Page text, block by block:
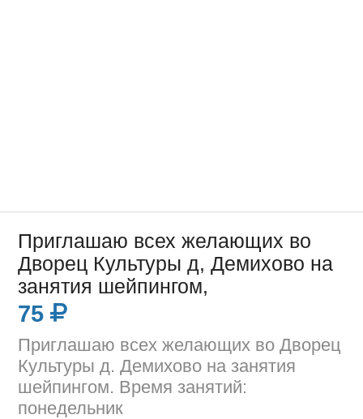
Приглашаю всех желающих во
Дворец Культуры д, Демихово на
занятия шейпингом,
75
Приглашаю всех желающих во Дворец
Культуры д. Демихово на занятия
шейпингом. Время занятий:
понедельник